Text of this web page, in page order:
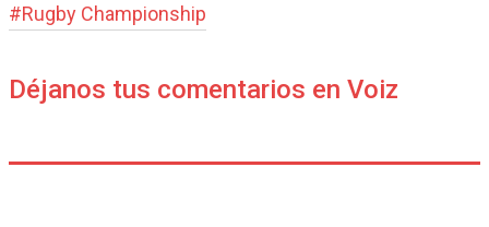
#Rugby Champions­hip
Déjanos tus comentarios en Voiz